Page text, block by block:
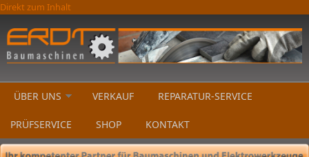
Direkt zum Inhalt
ÜBER UNS VERKAUF REPARATUR-SERVICE
PRÜFSERVICE SHOP KONTAKT